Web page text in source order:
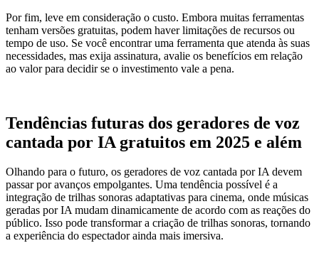
Por fim, leve em consideração o custo. Embora muitas ferramentas
tenham versões gratuitas, podem haver limitações de recursos ou
tempo de uso. Se você encontrar uma ferramenta que atenda às suas
necessidades, mas exija assinatura, avalie os benefícios em relação
ao valor para decidir se o investimento vale a pena.
Tendências futuras dos geradores de voz
cantada por IA gratuitos em 2025 e além
Olhando para o futuro, os geradores de voz cantada por IA devem
passar por avanços empolgantes. Uma tendência possível é a
integração de trilhas sonoras adaptativas para cinema, onde músicas
geradas por IA mudam dinamicamente de acordo com as reações do
público. Isso pode transformar a criação de trilhas sonoras, tornando
a experiência do espectador ainda mais imersiva.